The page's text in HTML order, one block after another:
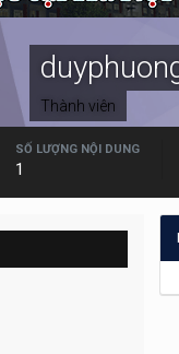
Thành viên
SỐ LƯỢNG NỘI DUNG
1